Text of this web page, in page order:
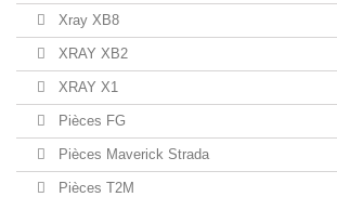
Xray XB8
XRAY XB2
XRAY X1
Pièces FG
Pièces Maverick Strada
Pièces T2M